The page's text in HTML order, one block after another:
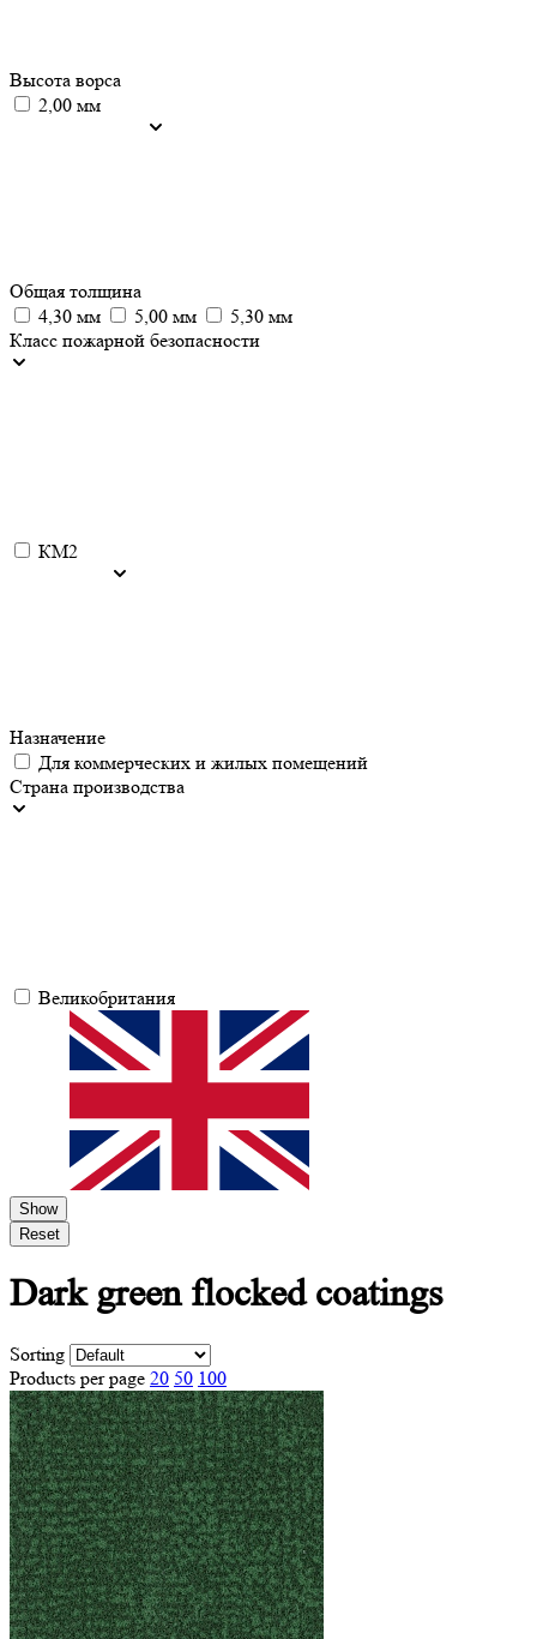
Высота ворса
2,00 мм
Общая толщина
4,30 мм
5,00 мм
5,30 мм
Класс пожарной безопасности
КМ2
Назначение
Для коммерческих и жилых помещений
Страна производства
Великобритания
Show
Reset
Dark greenflocked coatings
Sorting
Products per page 20 50 100